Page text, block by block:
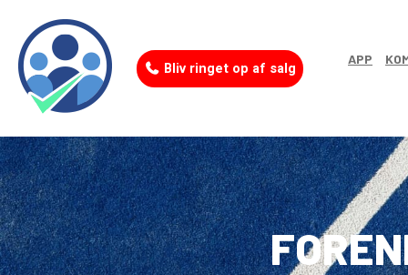
Bliv ringet op af salg APP